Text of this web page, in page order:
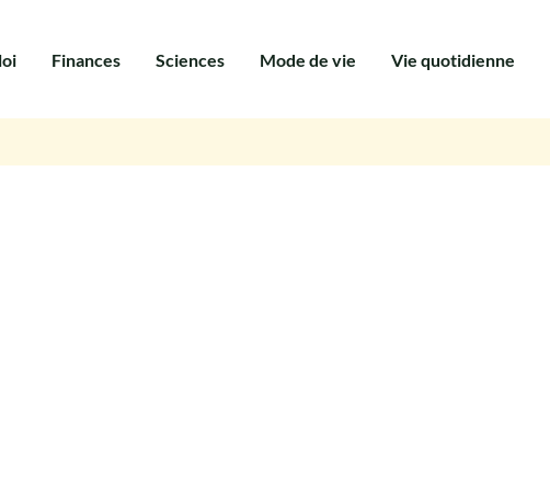
Finances Sciences Mode de vie Vie quotidienne